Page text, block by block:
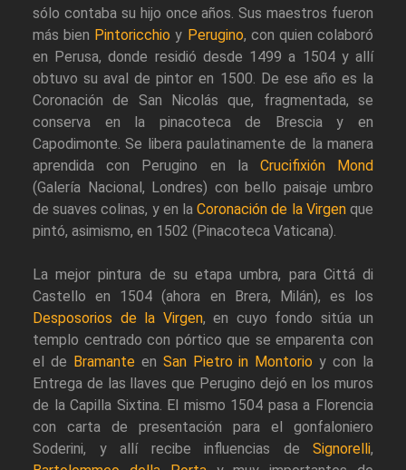
sólo contaba su hijo once años. Sus maestros fueron
más bien Pintoricchio y Perugino, con quien colaboró
en Perusa, donde residió desde 1499 a 1504 y allí
obtuvo su aval de pintor en 1500. De ese año es la
Coronación de San Nicolás que, fragmentada, se
conserva en la pinacoteca de Brescia y en
Capodimonte. Se libera paulatinamente de la manera
aprendida con Perugino en la Crucifixión Mond
(Galería Nacional, Londres) con bello paisaje umbro
de suaves colinas, y en laCoronación de la Virgenque
pintó, asimismo, en 1502 (Pinacoteca Vaticana).
La mejor pintura de su etapa umbra, para Cittá di
Castello en 1504 (ahora en Brera, Milán), es los
Desposorios de la Virgen, en cuyo fondo sitúa un
templo centrado con pórtico que se emparenta con
el de Bramante en San Pietro in Montorio y con la
Entrega de las llaves que Perugino dejó en los muros
de la Capilla Sixtina. El mismo 1504 pasa a Florencia
con carta de presentación para el gonfaloniero
Soderini, y allí recibe influencias de Signorelli,